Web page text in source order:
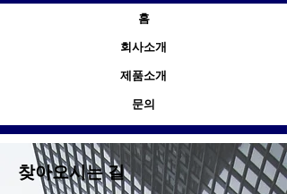
찾아오시는 길
홈
회사소개
제품소개
문의